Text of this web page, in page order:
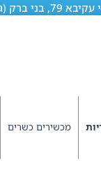
79, בני ברק (גן ורשה)
מכשירים כשרים